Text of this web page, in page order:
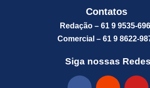
Contatos
Redação – 61 9 9535-
Comercial – 61 9 8622-
Siga nossas Redes